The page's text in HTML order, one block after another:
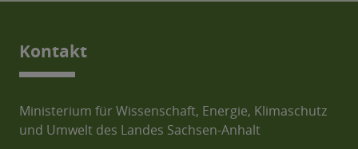
Kontakt
Ministerium für Wissenschaft, Energie, Klimaschutz
und Umwelt des Landes Sachsen-Anhalt